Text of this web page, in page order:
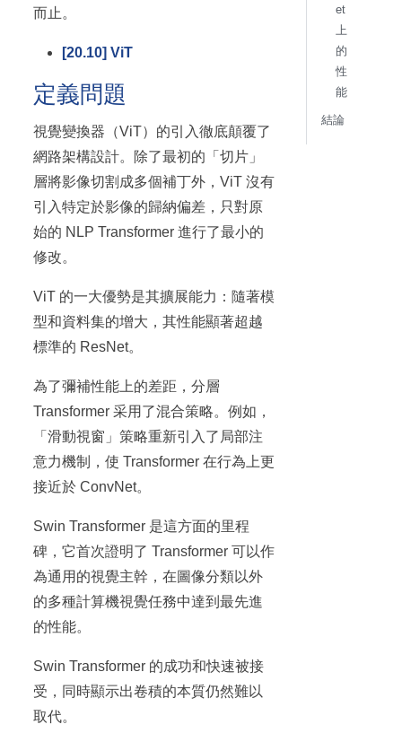
而止。
[20.10] ViT
定義問題
視覺變換器（ViT）的引入徹底顛覆了
網路架構設計。除了最初的「切片」
層將影像切割成多個補丁外，ViT 沒有
引入特定於影像的歸納偏差，只對原
始的 NLP Transformer 進行了最小的
修改。
ViT 的一大優勢是其擴展能力：隨著模
型和資料集的增大，其性能顯著超越
標準的 ResNet。
為了彌補性能上的差距，分層
Transformer 采用了混合策略。例如，
「滑動視窗」策略重新引入了局部注
意力機制，使 Transformer 在行為上更
接近於 ConvNet。
Swin Transformer 是這方面的里程
碑，它首次證明了 Transformer 可以作
為通用的視覺主幹，在圖像分類以外
的多種計算機視覺任務中達到最先進
的性能。
Swin Transformer 的成功和快速被接
受，同時顯示出卷積的本質仍然難以
取代。
et
上
的
性
能
結論